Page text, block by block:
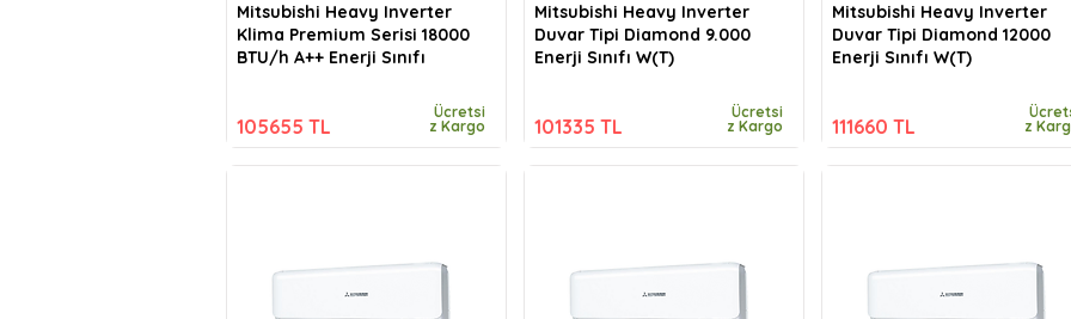
Mitsubishi Heavy Inverter
Klima Premium Serisi 18000
BTU/h A++ Enerji Sınıfı
105655 TL
Ücretsi
z Kargo
Mitsubishi Heavy Inverter
Duvar Tipi Diamond 9.000
Enerji Sınıfı W(T)
101335 TL
Ücretsi
z Kargo
Mitsubishi Heavy Inverter
Duvar Tipi Diamond 12000
Enerji Sınıfı W(T)
111660 TL
z